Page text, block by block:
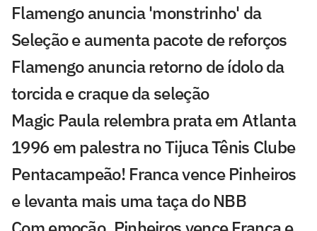
Flamengo anuncia 'monstrinho' da
Seleção e aumenta pacote de reforços
Flamengo anuncia retorno de ídolo da
torcida e craque da seleção
Magic Paula relembra prata em Atlanta
1996 em palestra no Tijuca Tênis Clube
Pentacampeão! Franca vence Pinheiros
e levanta mais uma taça do NBB